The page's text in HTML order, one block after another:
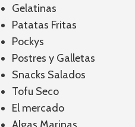
Gelatinas
Patatas Fritas
Pockys
Postres y Galletas
Snacks Salados
Tofu Seco
El mercado
Algas Marinas